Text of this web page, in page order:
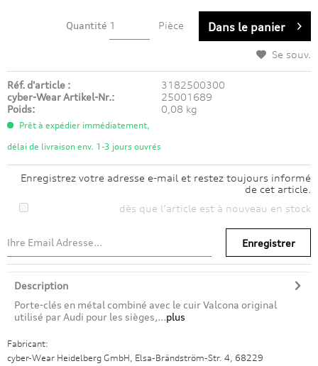
Quantité Pièce Dans le panier
Se souv.
Réf. d'article :
3182500300
cyber-Wear Artikel-Nr.:
25001689
Poids:
0,08 kg
Prêt à expédier immédiatement,
délai de livraison env. 1-3 jours ouvrés
Enregistrez votre adresse e-mail et restez toujours informé
de cet article.
dès que l’article est à nouveau en stock
Enregistrer
Description
Porte-clés en métal combiné avec le cuir Valcona original
utilisé par Audi pour les sièges,...plus
Fabricant:
cyber-Wear Heidelberg GmbH, Elsa-Brändström-Str. 4, 68229